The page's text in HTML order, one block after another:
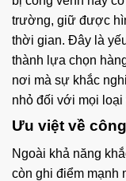
trường, giữ được
thời gian. Đây là
thành lựa chọn
nơi mà sự khắc
nhỏ đối với mọi
Ưu việt về
Ngoài khả năng
còn ghi điểm mạnh